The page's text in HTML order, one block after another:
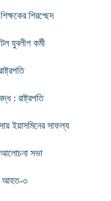
শিরশ্ছেদ
যুবলীগ কর্মী
: রাষ্ট্রপতি
ইয়াসমিনের সাফল্য
আলোচনা সভা
আহত-৩